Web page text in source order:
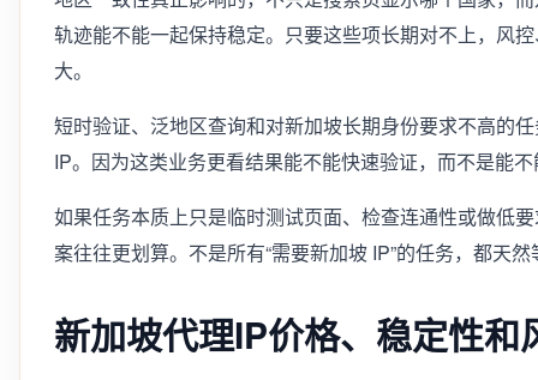
轨迹能不能一起保持稳定。只要这些项长期对不上，风
大。
短时验证、泛地区查询和对新加坡长期身份要求不高的
IP。因为这类业务更看结果能不能快速验证，而不是能
如果任务本质上只是临时测试页面、检查连通性或做低
案往往更划算。不是所有“需要新加坡 IP”的任务，都天
新加坡代理IP价格、稳定性和